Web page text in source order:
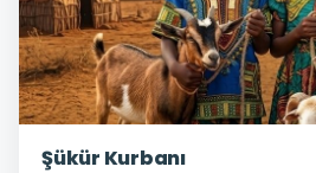
Şükür Kurbanı